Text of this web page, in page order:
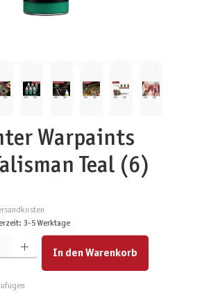
Warpaints
Teal (6)
3-5 Werktage
Wert ein oder benutze die Schaltflächen um die Anzahl zu
In den Warenkorb